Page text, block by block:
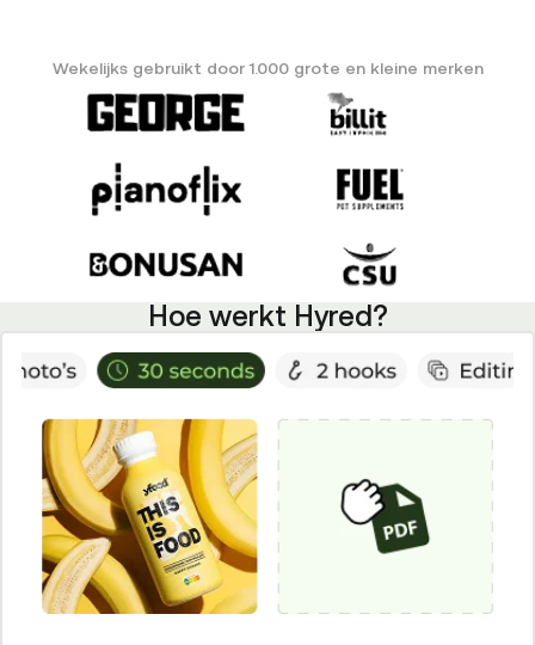
Wekelijks gebruikt door 1.000 grote en kleine merken
Hoe werkt Hyred?